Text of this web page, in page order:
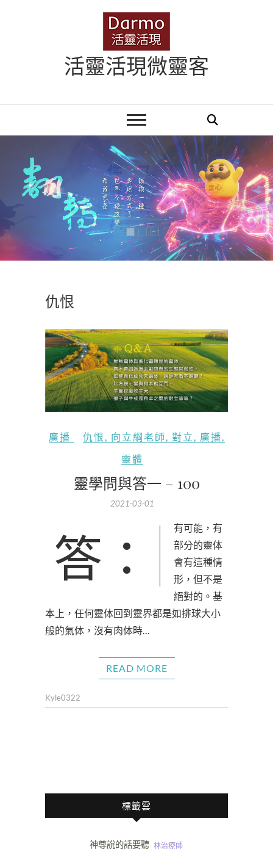
活靈活現微靈客
仇恨
廣播 仇恨 向立綱老師 對立 廣播
靈體
靈學問與答一 – 100
2021-03-01
答：有可能，有
部分的靈体
會有這種情
形，但不是
絕對的。基
本上，任何靈体回到靈界都是如排球大小
般的氣体，沒有肉体時…
READ MORE
Kyle0322
標籤雲
神尊說的話要聽 林治療師